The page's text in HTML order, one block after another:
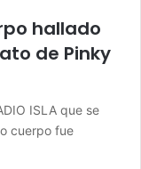
hallado
de Pinky
ISLA que se
cuerpo fue